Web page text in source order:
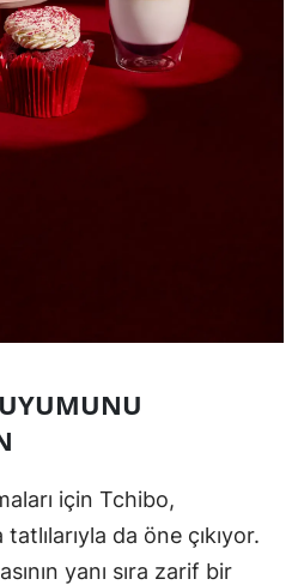
için Tchibo,
da öne çıkıyor.
yanı sıra zarif bir